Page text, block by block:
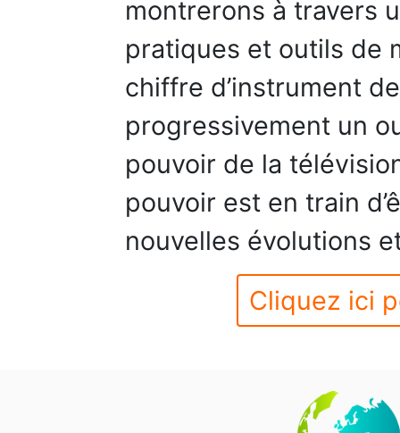
montrerons à travers
pratiques et outils de
chiffre d’instrument
progressivement un
pouvoir de la
pouvoir est en train
nouvelles évolutions
Cliquez ici